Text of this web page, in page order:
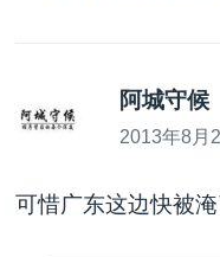
阿城守候
2013年8月
可惜广东这边快被